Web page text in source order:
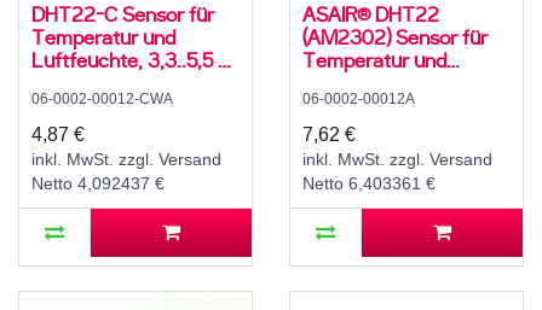
DHT22-C Sensor für
Temperatur und
Luftfeuchte, 3,3..5,5 V,
± 3 °C, mit 10K
Widerstand und
Anleitung
06-0002-00012-CWA
4,87 €
inkl. MwSt. zzgl. Versand
Netto 4,092437 €
ASAIR® DHT22
(AM2302) Sensor für
Temperatur und
0..99,9 ± 2 % rH,
-40..80 ± 1 °C
06-0002-00012A
7,62 €
inkl. MwSt. zzgl. Versand
Netto 6,403361 €